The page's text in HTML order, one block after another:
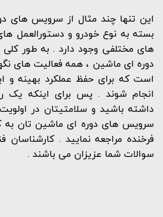
این تنها چند مثال از سرویس های
بسته به نوع خودرو و دستورالعمل
های مختلفی وجود دارد . به طور
دوره ای ماشین ، همه فعالیت های
است که برای حفظ عملکرد بهینه و
انجام شوند . پس برای اینکه یک
داشته باشید و سلامتیتان در
سرویس های دوره ای ماشین تان به
فرخنده مراجعه نمایید .
سوالات شما عزیزان می باشند .